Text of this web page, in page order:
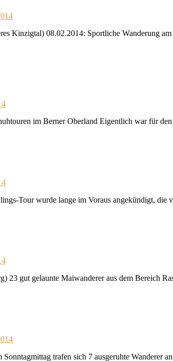
Kinzigtal) 08.02.2014: Sportliche Wanderung
im Berner Oberland Eigentlich war für
Tour wurde lange im Voraus angekündigt,
23 gut gelaunte Maiwanderer aus dem Bereich
trafen sich 7 ausgeruhte Wanderer